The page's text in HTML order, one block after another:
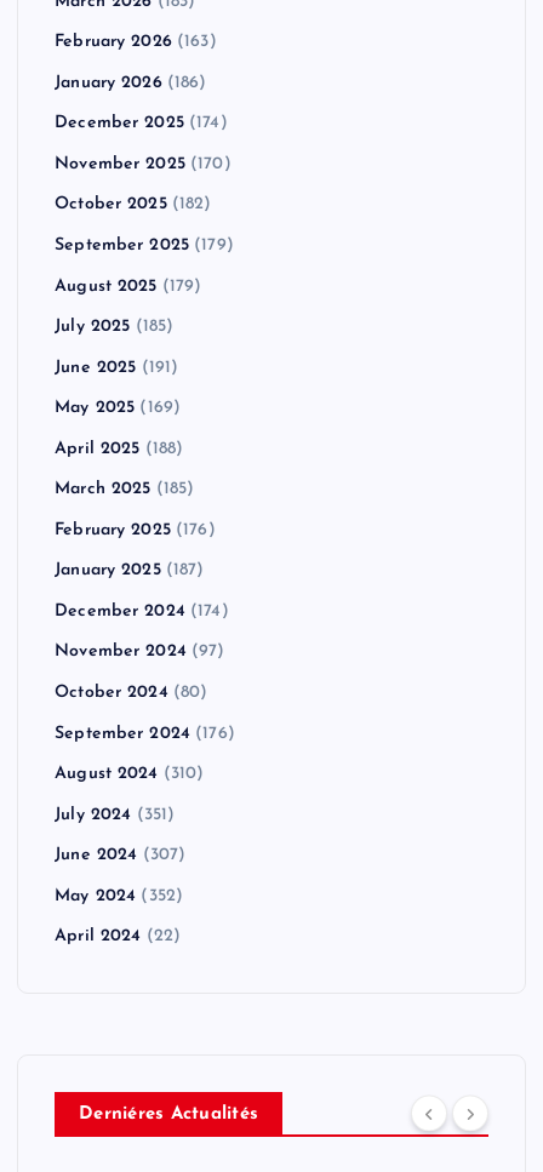
February 2026(163)
January 2026(186)
December 2025(174)
November 2025(170)
October 2025(182)
September 2025 (179)
August 2025 (179)
July 2025 (185)
June 2025 (191)
May 2025 (169)
April 2025 (188)
March 2025 (185)
February 2025(176)
January 2025(187)
December 2024 (174)
November 2024 (97)
October 2024 (80)
September 2024 (176)
August 2024 (310)
July 2024 (351)
June 2024 (307)
May 2024 (352)
April 2024 (22)
Derniéres Actualités